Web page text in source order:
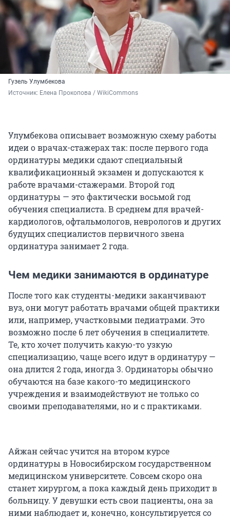
Гузель Улумбекова
Источник: Елена Прокопова / WikiCommons
Улумбекова описывает возможную схему работы
идеи о врачах-стажерах так: после первого года
ординатуры медики сдают специальный
квалификационный экзамен и допускаются к
работе врачами-стажерами. Второй год
ординатуры — это фактически восьмой год
обучения специалиста. В среднем для врачей-
кардиологов, офтальмологов, неврологов и других
будущих специалистов первичного звена
ординатура занимает 2 года.
Чем медики занимаются в ординатуре
После того как студенты-медики заканчивают
вуз, они могут работать врачами общей практики
или, например, участковыми педиатрами. Это
возможно после 6 лет обучения в специалитете.
Те, кто хочет получить какую-то узкую
специализацию, чаще всего идут в ординатуру —
она длится 2 года, иногда 3. Ординаторы обычно
обучаются на базе какого-то медицинского
учреждения и взаимодействуют не только со
своими преподавателями, но и с практиками.
Айжан сейчас учится на втором курсе
ординатуры в Новосибирском государственном
медицинском университете. Совсем скоро она
станет хирургом, а пока каждый день приходит в
больницу. У девушки есть свои пациенты, она за
ними наблюдает и, конечно, консультируется со